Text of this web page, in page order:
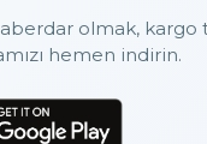
olmak,
hemen indirin.